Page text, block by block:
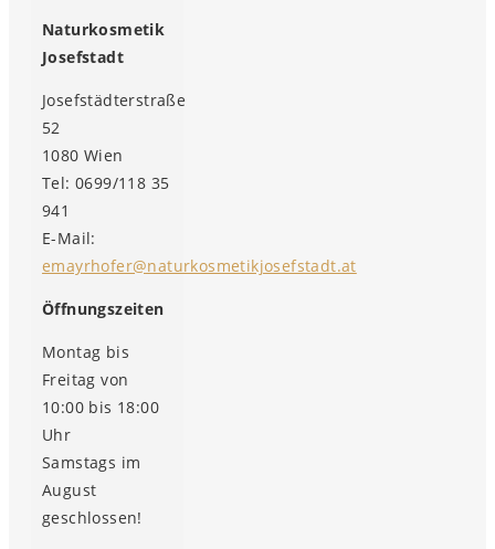
Naturkosmetik
Josefstadt
Josefstädterstraße
52
1080 Wien
Tel: 0699/118 35
941
E-Mail:
emayrhofer@naturkosmetikjosefstadt.at
Öffnungszeiten
Montag bis
Freitag von
10:00 bis 18:00
Uhr
Samstags im
August
geschlossen!